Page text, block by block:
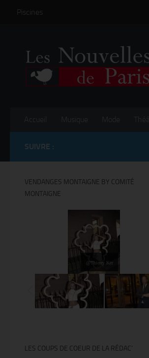
Skip to content
Piscines
Accueil Musique Mode
SUIVRE :
VENDANGES MONTAIGNE BY COMITÉ
MONTAIGNE
@Thierry Ker
LES COUPS DE COEUR DE LA RÉDAC’